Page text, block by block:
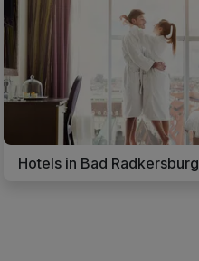
Hotels in Bad Radkersburg